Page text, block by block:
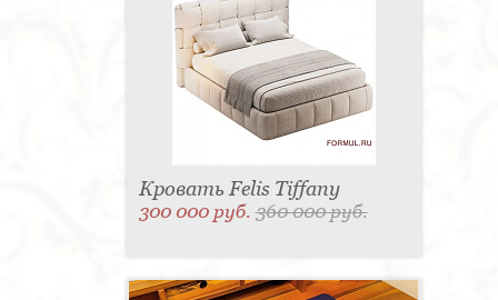
Кровать Felis Tiffany
300 000 руб.360 000 руб.